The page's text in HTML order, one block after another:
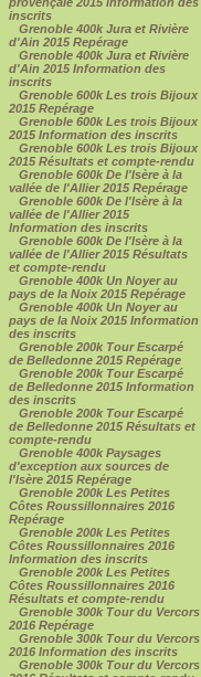
inscrits
Grenoble 400k Jura et Rivière
d'Ain 2015 Repérage
Grenoble 400k Jura et Rivière
d'Ain 2015 Information des
inscrits
Grenoble 600k Les trois Bijoux
2015 Repérage
Grenoble 600k Les trois Bijoux
2015 Information des inscrits
Grenoble 600k Les trois Bijoux
2015 Résultats et compte-rendu
Grenoble 600k De l'Isère à la
vallée de l'Allier 2015 Repérage
Grenoble 600k De l'Isère à la
vallée de l'Allier 2015
Information des inscrits
Grenoble 600k De l'Isère à la
vallée de l'Allier 2015 Résultats
et compte-rendu
Grenoble 400k Un Noyer au
pays de la Noix 2015 Repérage
Grenoble 400k Un Noyer au
pays de la Noix 2015 Information
des inscrits
Grenoble 200k Tour Escarpé
de Belledonne 2015 Repérage
Grenoble 200k Tour Escarpé
de Belledonne 2015 Information
des inscrits
Grenoble 200k Tour Escarpé
de Belledonne 2015 Résultats et
compte-rendu
Grenoble 400k Paysages
d'exception aux sources de
l'Isère 2015 Repérage
Grenoble 200k Les Petites
Côtes Roussillonnaires 2016
Repérage
Grenoble 200k Les Petites
Côtes Roussillonnaires 2016
Information des inscrits
Grenoble 200k Les Petites
Côtes Roussillonnaires 2016
Résultats et compte-rendu
Grenoble 300k Tour du Vercors
2016 Repérage
Grenoble 300k Tour du Vercors
2016 Information des inscrits
Grenoble 300k Tour du Vercors